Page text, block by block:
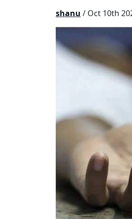
shanu / Oct 10th